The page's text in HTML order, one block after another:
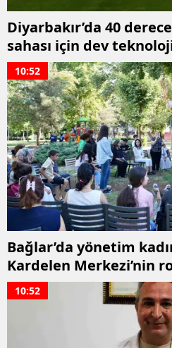
Diyarbakır’da 40
sahası için dev
10:52
Bağlar’da yönetim
Kardelen Merkezi’nin
10:52